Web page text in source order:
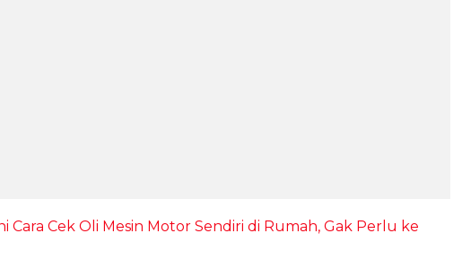
Cara Cek Oli Mesin Motor Sendiri di Rumah, Gak Perlu ke